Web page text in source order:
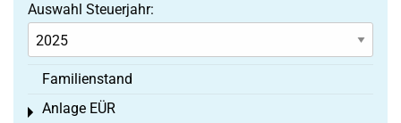
Auswahl Steuerjahr:
Familienstand
Anlage EÜR
Toggle menu